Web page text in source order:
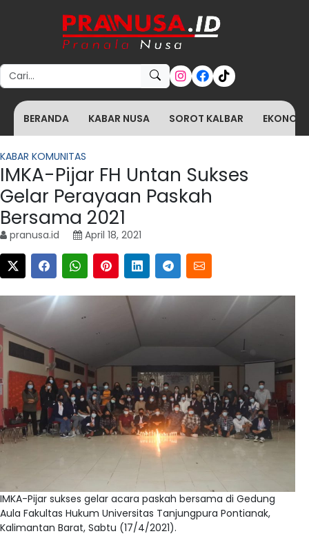
Search for:
BERANDA KABAR NUSA SOROT KALBAR
KABAR KOMUNITAS
IMKA-Pijar FH Untan Sukses
Gelar Perayaan Paskah
Bersama 2021
pranusa.id April 18, 2021
IMKA-Pijar sukses gelar acara paskah bersama di Gedung
Aula Fakultas Hukum Universitas Tanjungpura Pontianak,
Kalimantan Barat, Sabtu (17/4/2021).